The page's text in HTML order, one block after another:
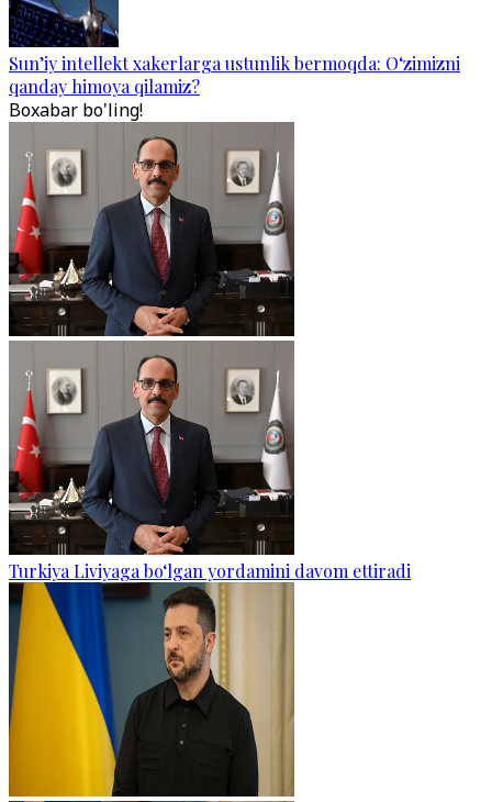
Sun’iy intellekt xakerlarga ustunlik bermoqda: O‘zimizni
qanday himoya qilamiz?
Boxabar bo'ling!
Turkiya Liviyaga bo‘lgan yordamini davom ettiradi